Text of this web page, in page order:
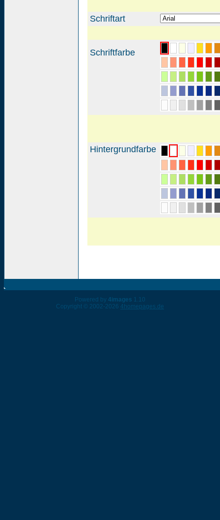
Schriftart
Schriftfarbe
Hintergrundfarbe
Powered by 4images 1.10
Copyright © 2002-2026 4homepages.de